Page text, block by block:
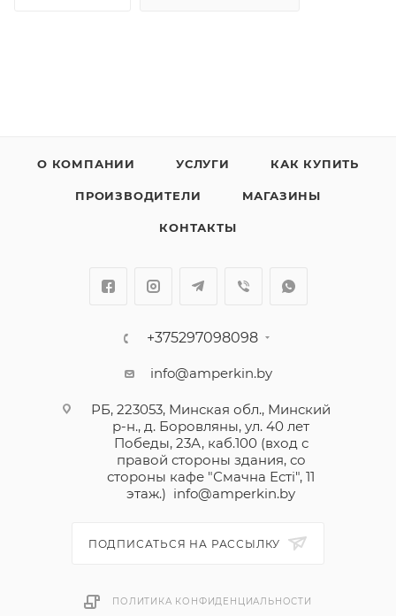
О КОМПАНИИ УСЛУГИ КАК КУПИТЬ
ПРОИЗВОДИТЕЛИ МАГАЗИНЫ
КОНТАКТЫ
+375297098098
info@amperkin.by
РБ, 223053, Минская обл., Минский
р-н., д. Боровляны, ул. 40 лет
Победы, 23А, каб.100 (вход с
правой стороны здания, со
стороны кафе "Смачна Естi", 11
этаж.) info@amperkin.by
ПОДПИСАТЬСЯ НА РАССЫЛКУ
ПОЛИТИКА КОНФИДЕНЦИАЛЬНОСТИ